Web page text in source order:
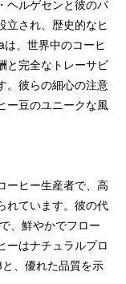
ヘルゲセンと彼のパ
立され、歴史的なヒ
、世界中のコーヒ
と完全なトレーサビ
。彼らの細心の注意
ー豆のユニークな風
ーヒー生産者で、高
れています。彼の代
、鮮やかでフロー
ーはナチュラルプロ
、優れた品質を示